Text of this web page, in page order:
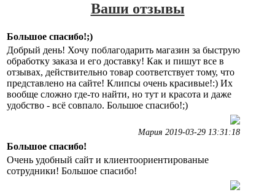
Ваши отзывы
Большое спасибо!;)
Добрый день! Хочу поблагодарить магазин за быструю
обработку заказа и его доставку! Как и пишут все в
отзывах, действительно товар соответствует тому, что
представлено на сайте! Клипсы очень красивые!:) Их
вообще сложно где-то найти, но тут и красота и даже
удобство - всё совпало. Большое спасибо!;)
Мария 2019-03-29 13:31:18
Большое спасибо!
Очень удобный сайт и клиентоориентированые
сотрудники! Большое спасибо!